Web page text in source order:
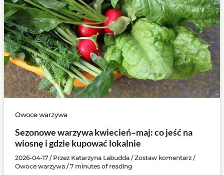
Owoce warzywa
Sezonowe warzywa kwiecień–maj: co jeść na
wiosnę i gdzie kupować lokalnie
2026-04-17 / Przez Katarzyna Labudda /Zostaw komentarz /
Owoce warzywa/7 minutes of reading